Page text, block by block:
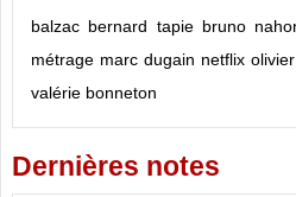
balzac bernard tapie bruno
métrage marc dugain netflix
valérie bonneton
Dernières notes